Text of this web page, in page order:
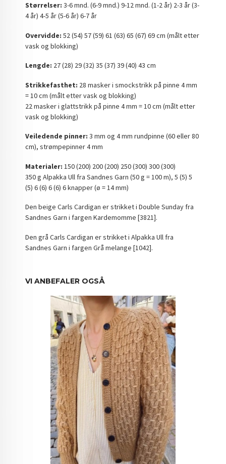
Størrelser:3-6 mnd. (6-9 mnd.) 9-12 mnd. (1-2 år) 2-3 år (3-
4 år) 4-5 år (5-6 år) 6-7 år
Overvidde:52 (54) 57 (59) 61 (63) 65 (67) 69 cm (målt etter
vask og blokking)
Lengde: 27 (28) 29 (32) 35 (37) 39 (40) 43 cm
Strikkefasthet: 28 masker i smockstrikk på pinne 4 mm
= 10 cm (målt etter vask og blokking)
22 masker i glattstrikk på pinne 4 mm = 10 cm (målt etter
vask og blokking)
Veiledende pinner:3 mm og 4 mm rundpinne (60 eller 80
cm), strømpepinner 4 mm
Materialer: 150 (200) 200 (200) 250 (300) 300 (300)
350 g Alpakka Ull fra Sandnes Garn (50 g = 100 m), 5 (5) 5
(5) 6 (6) 6 (6) 6 knapper (ø = 14 mm)
Den beige Carls Cardigan er strikket i Double Sunday fra
Sandnes Garn i fargen Kardemomme [3821].
Den grå Carls Cardigan er strikket i Alpakka Ull fra
Sandnes Garn i fargen Grå melange [1042].
VI ANBEFALER OGSÅ